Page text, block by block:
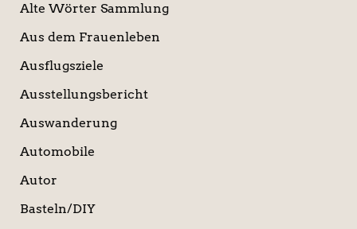
Alte Wörter Sammlung
Aus dem Frauenleben
Ausflugsziele
Ausstellungsbericht
Auswanderung
Automobile
Autor
Basteln/DIY